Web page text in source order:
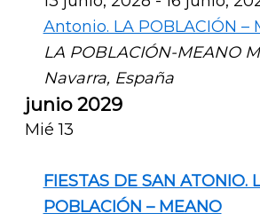
Antonio. LA POBLACIÓN –
LA POBLACIÓN-MEANO
Navarra, España
junio 2029
Mié13
FIESTAS DE SAN ATONIO.
POBLACIÓN – MEANO